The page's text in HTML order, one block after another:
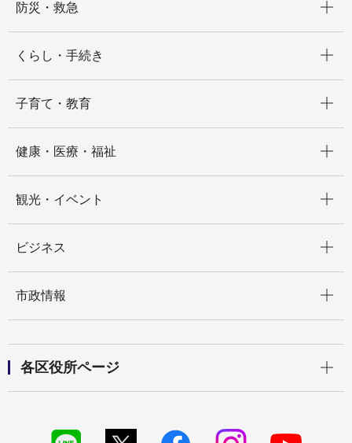
防災・救急
くらし・手続き
子育て・教育
健康・医療・福祉
観光・イベント
ビジネス
市政情報
各区役所ページ